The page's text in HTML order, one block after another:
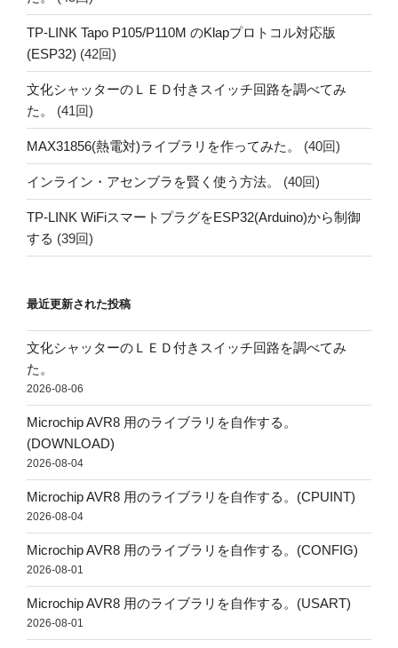
TP-LINK Tapo P105/P110M のKlapプロトコル対応版
(ESP32) (42回)
文化シャッターのＬＥＤ付きスイッチ回路を調べてみ
た。
(41回)
MAX31856(熱電対)ライブラリを作ってみた。 (40回)
インライン・アセンブラを賢く使う方法。 (40回)
TP-LINK WiFiスマートプラグをESP32(Arduino)から制御
する (39回)
最近更新された投稿
文化シャッターのＬＥＤ付きスイッチ回路を調べてみ
た。
2026-08-06
Microchip AVR8 用のライブラリを自作する。
(DOWNLOAD)
2026-08-04
Microchip AVR8 用のライブラリを自作する。(CPUINT)
2026-08-04
Microchip AVR8 用のライブラリを自作する。(CONFIG)
2026-08-01
Microchip AVR8 用のライブラリを自作する。(USART)
2026-08-01